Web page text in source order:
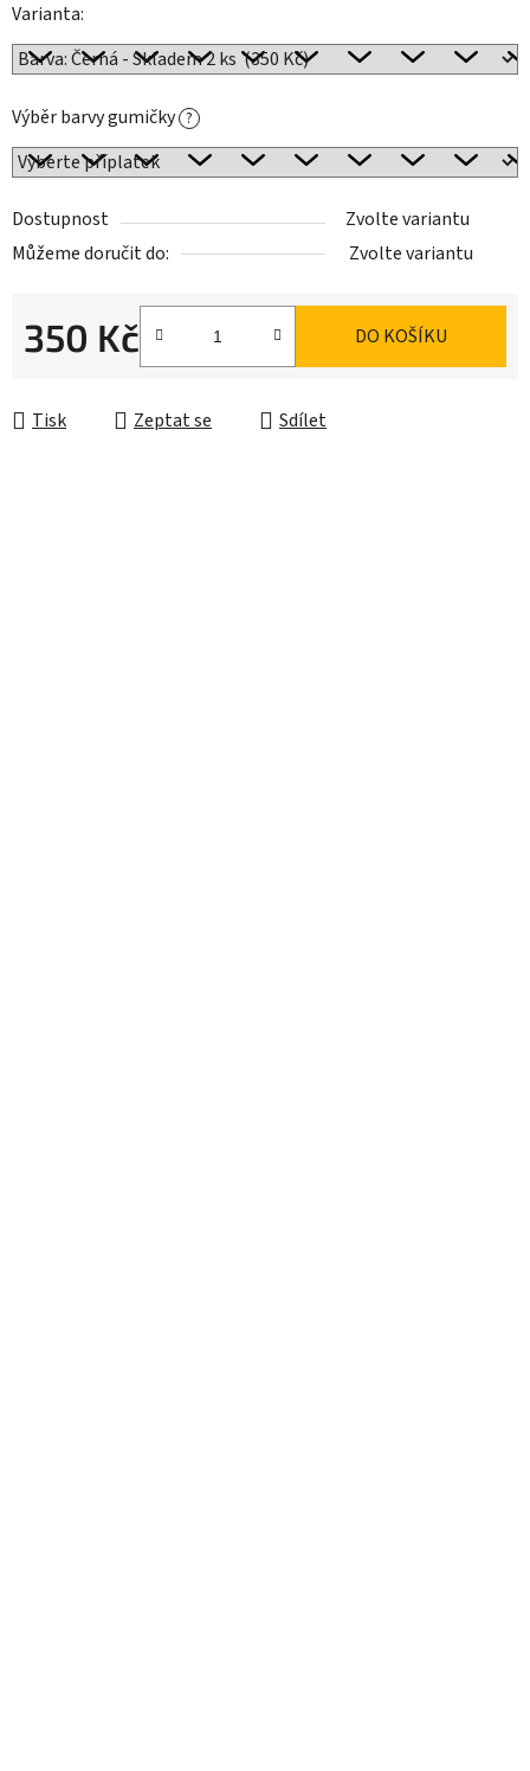
Varianta:
Výběr barvy gumičky ?
Dostupnost
Zvolte variantu
Můžeme doručit do:
Zvolte variantu
350 Kč DO KOŠÍKU
Tisk Zeptat se Sdílet